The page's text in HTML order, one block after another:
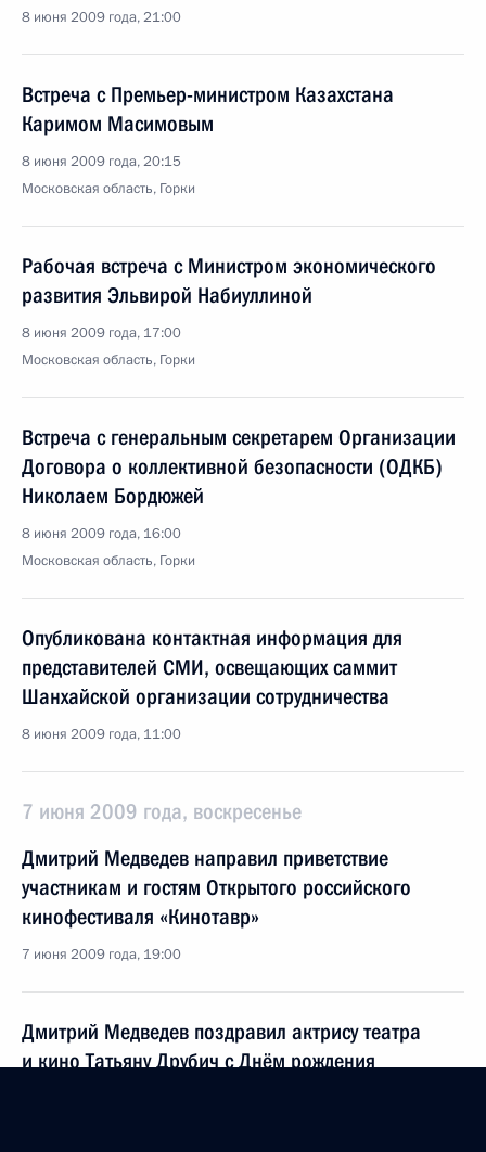
8 июня 2009 года, 21:00
Встреча с Премьер-министром Казахстана
Каримом Масимовым
8 июня 2009 года, 20:15
Московская область, Горки
Рабочая встреча с Министром экономического
развития Эльвирой Набиуллиной
8 июня 2009 года, 17:00
Московская область, Горки
Встреча с генеральным секретарем Организации
Договора о коллективной безопасности (ОДКБ)
Николаем Бордюжей
8 июня 2009 года, 16:00
Московская область, Горки
Опубликована контактная информация для
представителей СМИ, освещающих саммит
Шанхайской организации сотрудничества
8 июня 2009 года, 11:00
7 июня 2009 года, воскресенье
Дмитрий Медведев направил приветствие
участникам и гостям Открытого российского
кинофестиваля «Кинотавр»
7 июня 2009 года, 19:00
Дмитрий Медведев поздравил актрису театра
и кино Татьяну Друбич с Днём рождения